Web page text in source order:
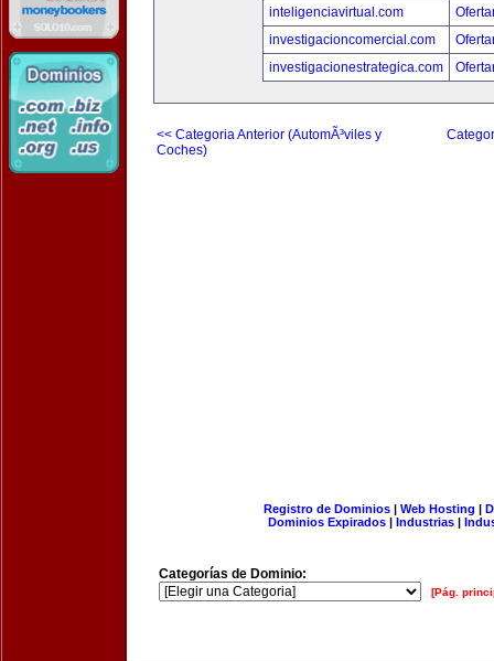
inteligenciavirtual.com
investigacioncomercial.com
investigacionestrategica.com
<< Categoria Anterior (AutomÃ³viles y
Coches)
Registro de Dominios| Web Hosting |
Dominios Expirados | Industrias |
Categorías de Dominio:
[Pág.